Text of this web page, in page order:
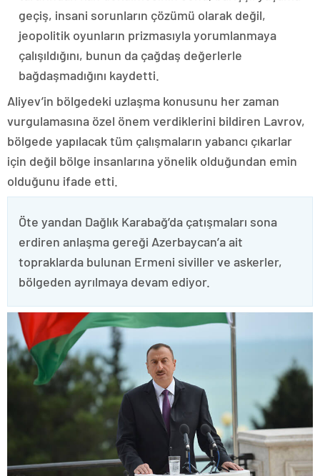
geçiş, insani sorunların çözümü olarak değil,
jeopolitik oyunların prizmasıyla yorumlanmaya
çalışıldığını, bunun da çağdaş değerlerle
bağdaşmadığını kaydetti.
Aliyev’in bölgedeki uzlaşma konusunu her zaman
vurgulamasına özel önem verdiklerini bildiren Lavrov,
bölgede yapılacak tüm çalışmaların yabancı çıkarlar
için değil bölge insanlarına yönelik olduğundan emin
olduğunu ifade etti.
Öte yandan Dağlık Karabağ’da çatışmaları sona
erdiren anlaşma gereği Azerbaycan’a ait
topraklarda bulunan Ermeni siviller ve askerler,
bölgeden ayrılmaya devam ediyor.